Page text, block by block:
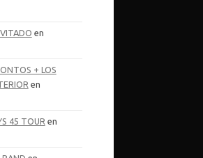
en
+ LOS
en
45 TOUR en